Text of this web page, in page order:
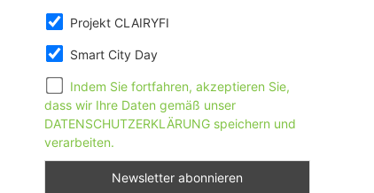
Projekt CLAIRYFI
Smart City Day
Indem Sie fortfahren, akzeptieren Sie,
dass wir Ihre Daten gemäß unser
DATENSCHUTZERKLÄRUNG speichern und
verarbeiten.